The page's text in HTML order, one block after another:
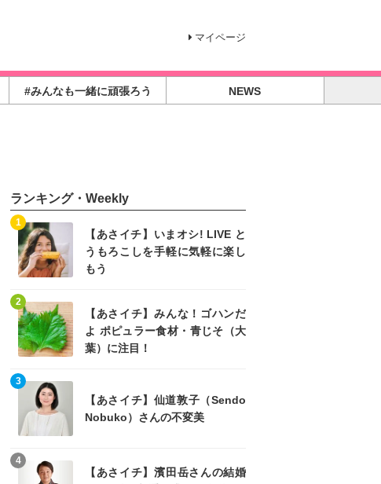
マイページ
#みんなも一緒に頑張ろう NEWS
ランキング・Weekly
【あさイチ】いまオシ! LIVE と
うもろこしを手軽に気軽に楽し
もう
1
【あさイチ】みんな！ゴハンだ
よ ポピュラー食材・青じそ（大
葉）に注目！
2
【あさイチ】仙道敦子（Sendo
Nobuko）さんの不変美
3
【あさイチ】濱田岳さんの結婚
4